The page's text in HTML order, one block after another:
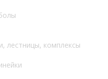
лестницы, комплексы